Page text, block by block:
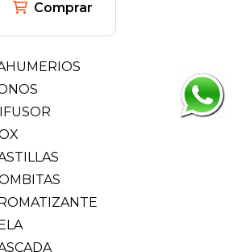
Comprar